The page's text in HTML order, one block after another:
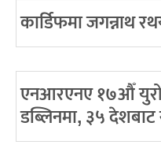
कार्डिफमा जगन्नाथ
एनआरएनए १७औँ
डब्लिनमा, ३५ देशबाट